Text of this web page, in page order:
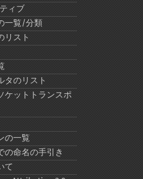
ィブ
一覧/分類
リスト
タのリスト
ケットトランスポ
の一覧
の命名の手引き
て